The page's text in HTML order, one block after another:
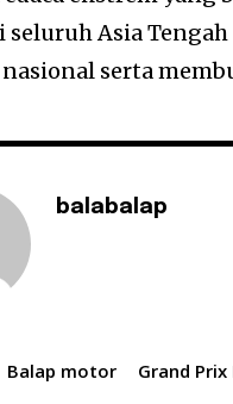
seluruh Asia
serta
balabalap
Balap motor Grand